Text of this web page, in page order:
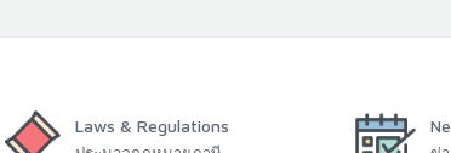
Laws & Regulations